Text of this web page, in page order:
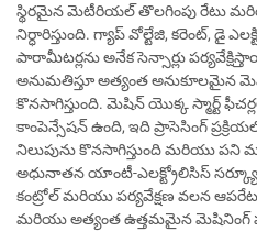
స్థిరమైన మెటీరియల్ తొలగింపు రేటు
నిర్ధారిస్తుంది. గ్యాప్ వోల్టేజి, కరెంట్, డై
పారామీటర్లను అనేక సెన్సార్లు
అనుమతిస్తూ అత్యంత అనుకూలమైన
కొనసాగిస్తుంది. మెషిన్ యొక్క స్మార్ట్
కాంపెన్సేషన్ ఉంది, ఇది ప్రాసెసింగ్
నిలుపును కొనసాగిస్తుంది మరియు పని
అధునాతన యాంటీ-ఎలక్ట్రోలిసిస్
కంట్రోల్ మరియు పర్యవేక్షణ వలన
మరియు అత్యంత ఉత్తమమైన మెషినింగ్